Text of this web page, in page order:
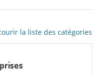
la liste des catégories